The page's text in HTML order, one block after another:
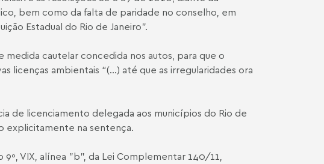
bem como da falta de paridade no conselho, em
Estadual do Rio de Janeiro”.
medida cautelar concedida nos autos, para que o
licenças ambientais “(...) até que as irregularidades ora
de licenciamento delegada aos municípios do Rio de
explicitamente na sentença.
VIX, alínea "b", da Lei Complementar 140/11,